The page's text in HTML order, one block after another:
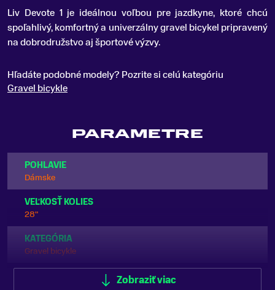
Liv Devote 1 je ideálnou voľbou pre jazdkyne, ktoré chcú
spoľahlivý, komfortný a univerzálny gravel bicykel pripravený
na dobrodružstvo aj športové výzvy.
Hľadáte podobné modely? Pozrite si celú kategóriu
Gravel bicykle
PARAMETRE
POHLAVIE
Dámske
VEĽKOSŤ KOLIES
28"
KATEGÓRIA
Gravel bicykle
Zobraziť viac